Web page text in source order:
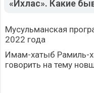
«Ихлас». Какие
Мусульманская
2022 года
Имам-хатыб Рамиль-
говорить на тему